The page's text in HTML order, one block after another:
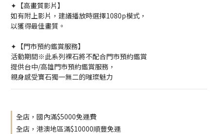
✦【高畫質影片】
如有附上影片，建議播放時選擇1080p模式，
以獲得最佳畫質。
✦【門市預約鑑賞服務】
活動期間※此系列裸石將不配合門市預約鑑賞
提供台中/高雄門市預約鑑賞服務，
親身感受寶石獨一無二的璀璨魅力
全店，國內滿$5000免運費
全店，港澳地區滿$10000順豐免運